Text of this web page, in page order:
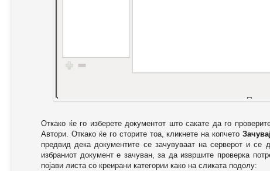
Откако ќе го изберете документот што сакате да го
Автори. Откако ќе го сторите тоа, кликнете на копчето
предвид дека документите се зачувуваат на серверот и
избраниот документ е зачуван, за да извршите проверка
појави листа со креирани категории како на сликата подолу: